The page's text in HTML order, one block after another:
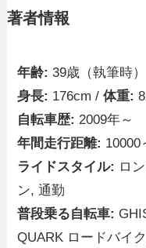
著者情報
年齢: 39歳（執筆時）
身長: 176cm /体重:
自転車歴: 2009年～
年間走行距離: 10000
ライドスタイル: ロ
ン, 通勤
普段乗る自転車:
QUARK ロードバイ